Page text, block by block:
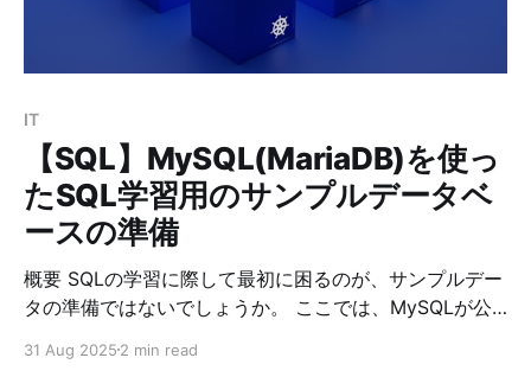
CASE式を使って表示 解答：CASE
IT
【SQL】MySQL(MariaDB)を使っ
たSQL学習用のサンプルデータベ
ースの準備
概要 SQLの学習に際して最初に困るのが、サンプルデー
タの準備ではないでしょうか。 ここでは、MySQLが公
スの導入方法を取り上げます。 「Employees」は6つの
31 Aug 2025 2 min read